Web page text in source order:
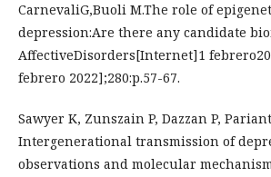
CarnevaliG,Buoli M.The role of
depression:Are there any candidate
AffectiveDisorders[Internet]1
febrero 2022];280:p.57-67.
Sawyer K, Zunszain P, Dazzan P,
Intergenerational transmission of
observations and molecular